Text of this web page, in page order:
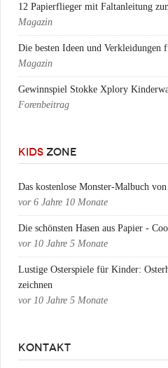
12 Papierflieger mit Faltanleitung
Magazin
Die besten Ideen und Verkleidungen
Magazin
Gewinnspiel Stokke Xplory
Forenbeitrag
KIDS ZONE
Das kostenlose Monster-Malbuch
vor 6 Jahre 10 Monate
Die schönsten Hasen aus Papier -
vor 10 Jahre 5 Monate
Lustige Osterspiele für Kinder:
zeichnen
vor 10 Jahre 5 Monate
KONTAKT